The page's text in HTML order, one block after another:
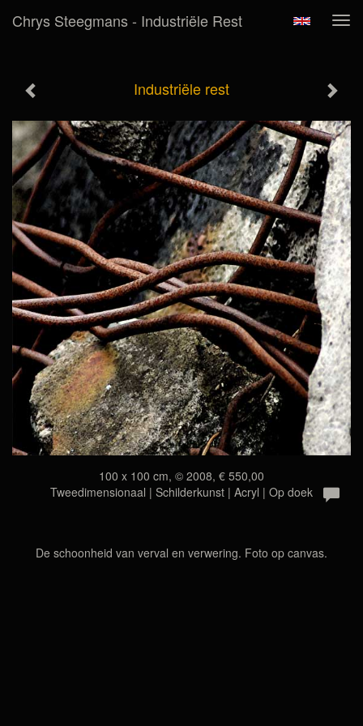
Chrys Steegmans - Industriële Rest
Industriële rest
100 x 100 cm, © 2008, € 550,00
Tweedimensionaal | Schilderkunst | Acryl | Op doek
De schoonheid van verval en verwering. Foto op canvas.